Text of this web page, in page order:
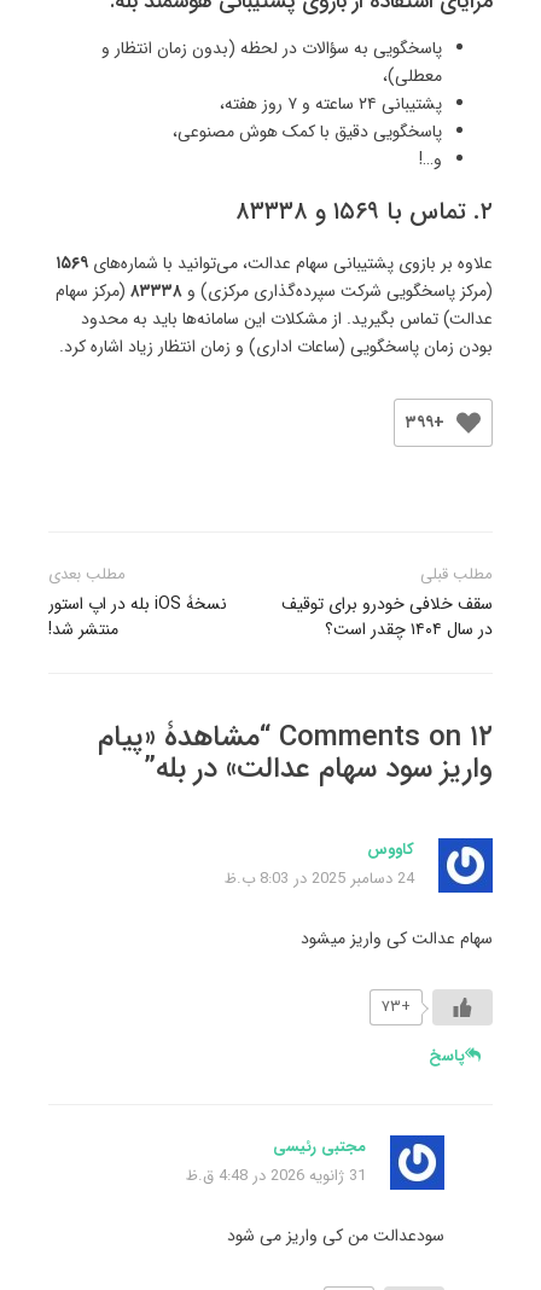
پاسخگویی به سؤالات در لحظه (بدون زمان انتظار و
معطلی)،
پشتیبانی ۲۴ ساعته و ۷ روز هفته،
پاسخگویی دقیق با کمک هوش مصنوعی،
و…!
۲. تماس با ۱۵۶۹ و ۸۳۳۳۸
علاوه بر بازوی پشتیبانی سهام عدالت، می‌توانید با شماره‌های ۱۵۶۹
(مرکز پاسخگویی شرکت سپرده‌گذاری مرکزی) و ۸۳۳۳۸ (مرکز سهام
عدالت) تماس بگیرید. از مشکلات این سامانه‌ها باید به محدود
بودن زمان پاسخگویی (ساعات اداری) و زمان انتظار زیاد اشاره کرد.
+۳۹۹
راهبری
نوشته
مطلب قبلی
سقف خلافی خودرو برای توقیف
در سال ۱۴۰۴ چقدر است؟
مطلب بعدی
نسخۀ iOS بله در اپ استور
منتشر شد!
۱۲ Comments on “مشاهدۀ «پیام
واریز سود سهام عدالت» در بله”
کاووس
24 دسامبر 2025 در 8:03 ب.ظ
سهام عدالت کی واریز میشود
+۷۳
پاسخ
مجتبی رئیسی
31 ژانویه 2026 در 4:48 ق.ظ
سودعدالت من کی واریز می شود